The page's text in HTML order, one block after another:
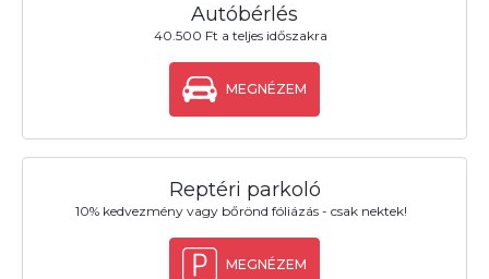
Autóbérlés
40.500 Ft a teljes időszakra
MEGNÉZEM
Reptéri parkoló
10% kedvezmény vagy bőrönd fóliázás - csak nektek!
MEGNÉZEM